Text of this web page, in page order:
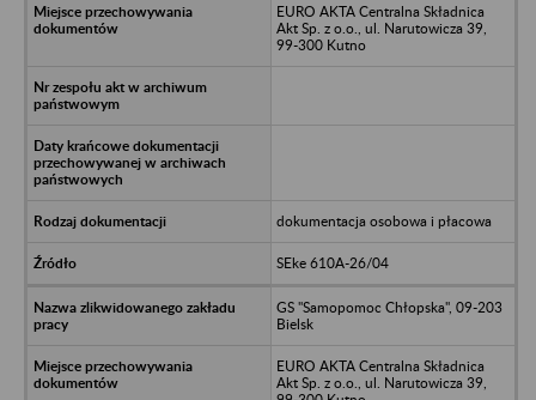
EURO AKTA Centralna Składnica
Akt Sp. z o.o., ul. Narutowicza 39,
99-300 Kutno
dokumentacja osobowa i płacowa
SEke 610A-26/04
GS "Samopomoc Chłopska", 09-203
Bielsk
EURO AKTA Centralna Składnica
Akt Sp. z o.o., ul. Narutowicza 39,